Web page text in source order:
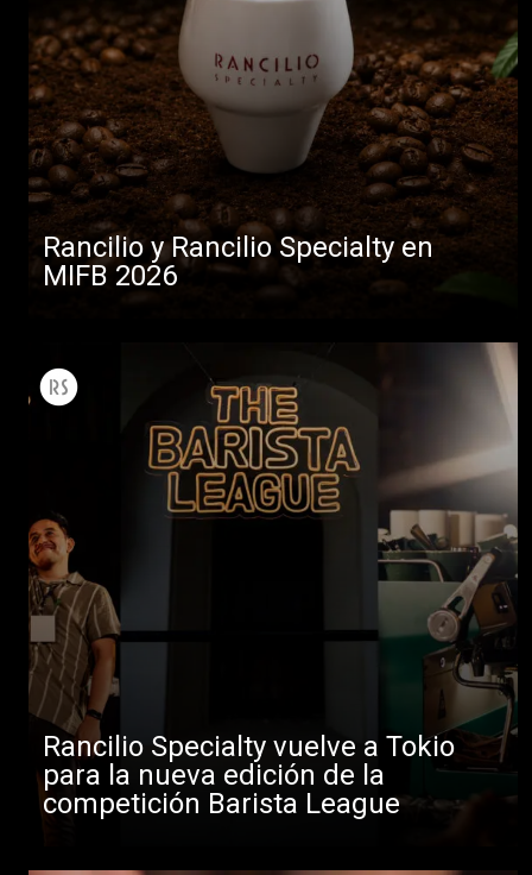
Rancilio y Rancilio Specialty en
MIFB 2026
Rancilio Specialty vuelve a Tokio
para la nueva edición de la
competición Barista League